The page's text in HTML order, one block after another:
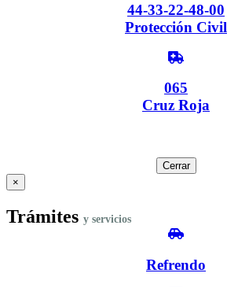
44-33-22-48-00
Protección Civil
065
Cruz Roja
Cerrar
×
Trámites y servicios
Refrendo